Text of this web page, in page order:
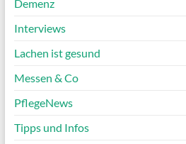
Demenz
Interviews
Lachen ist gesund
Messen & Co
PflegeNews
Tipps und Infos